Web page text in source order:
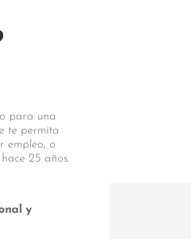
para una
te permita
empleo, o
25 años.
y